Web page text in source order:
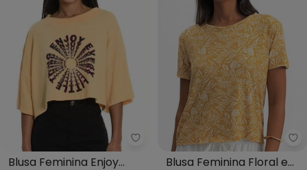
Rovitex - Blusa Feminina Enjoy
Blusa Feminina Enjoy
Blusa Feminina Floral em